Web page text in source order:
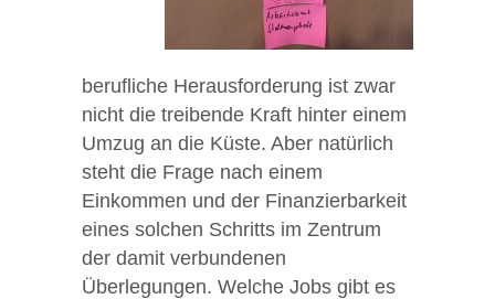
berufliche Herausforderung ist zwar
nicht die treibende Kraft hinter einem
Umzug an die Küste. Aber natürlich
steht die Frage nach einem
Einkommen und der Finanzierbarkeit
eines solchen Schritts im Zentrum
der damit verbundenen
Überlegungen. Welche Jobs gibt es